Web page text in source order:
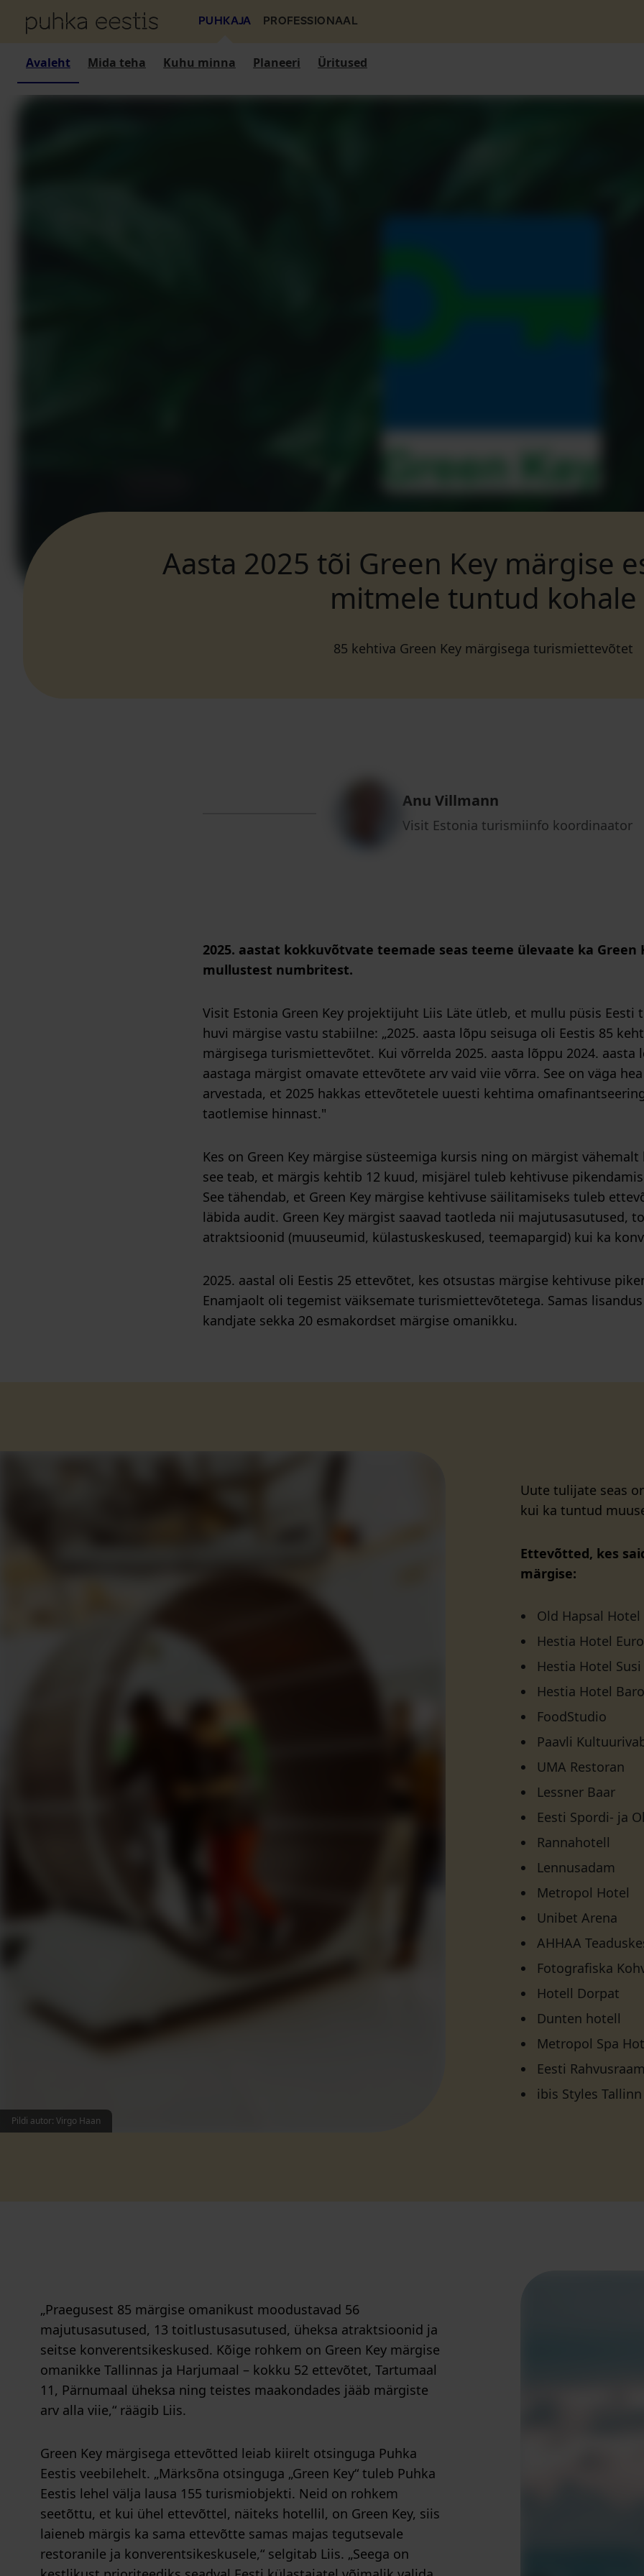
PUHKAJA PROFESSIONAAL
Avaleht Mida teha Kuhu minna Planeeri Üritused
Aasta 2025 tõi Green Key märgise
mitmele tuntud kohale
85 kehtiva Green Key märgisega turismiettevõtet
Anu Villmann
Visit Estonia turismiinfo koordinaator
2025. aastat kokkuvõtvate teemade seas teeme ülevaate ka Green
mullustest numbritest.
Visit Estonia Green Key projektijuht Liis Läte ütleb, et mullu püsis Eesti
huvi märgise vastu stabiilne: „2025. aasta lõpu seisuga oli Eestis 85
märgisega turismiettevõtet. Kui võrrelda 2025. aasta lõppu 2024. aasta
aastaga märgist omavate ettevõtete arv vaid viie võrra. See on väga
arvestada, et 2025 hakkas ettevõtetele uuesti kehtima
taotlemise hinnast."
Kes on Green Key märgise süsteemiga kursis ning on märgist
see teab, et märgis kehtib 12 kuud, misjärel tuleb kehtivuse
See tähendab, et Green Key märgise kehtivuse säilitamiseks tuleb
läbida audit. Green Key märgist saavad taotleda nii majutusasutused,
atraktsioonid (muuseumid, külastuskeskused, teemapargid) kui ka
2025. aastal oli Eestis 25 ettevõtet, kes otsustas märgise kehtivuse
Enamjaolt oli tegemist väiksemate turismiettevõtetega. Samas lisandus
kandjate sekka 20 esmakordset märgise omanikku.
Uute tulijate seas
kui ka tuntud
Ettevõtted, kes
märgise:
Old Hapsal Hotel
Hestia Hotel
Hestia Hotel Susi
Hestia Hotel
FoodStudio
Paavli
UMA Restoran
Lessner Baar
Eesti Spordi- ja
Rannahotell
Lennusadam
Metropol Hotel
Unibet Arena
AHHAA
Fotografiska
Hotell Dorpat
Dunten hotell
Metropol Spa
Eesti
ibis Styles Tallinn
Pildi autor: Virgo Haan
„Praegusest 85 märgise omanikust moodustavad 56
majutusasutused, 13 toitlustusasutused, üheksa atraktsioonid ja
seitse konverentsikeskused. Kõige rohkem on Green Key märgise
omanikke Tallinnas ja Harjumaal – kokku 52 ettevõtet, Tartumaal
11, Pärnumaal üheksa ning teistes maakondades jääb märgiste
arv alla viie,“ räägib Liis.
Green Key märgisega ettevõtted leiab kiirelt otsinguga Puhka
Eestis veebilehelt. „Märksõna otsinguga „Green Key“ tuleb Puhka
Eestis lehel välja lausa 155 turismiobjekti. Neid on rohkem
seetõttu, et kui ühel ettevõttel, näiteks hotellil, on Green Key, siis
laieneb märgis ka sama ettevõtte samas majas tegutsevale
restoranile ja konverentsikeskusele,“ selgitab Liis. „Seega on